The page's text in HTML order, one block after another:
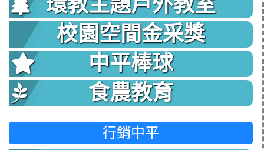
環教主題戶外教室
校園空間金采獎
中平棒球
食農教育
行銷中平